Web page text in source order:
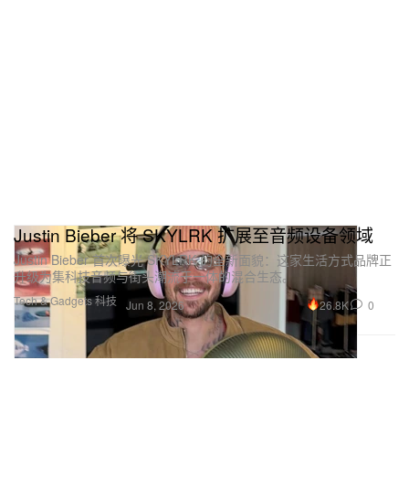
Tech & Gadgets 科技
Justin Bieber 将 SKYLRK 扩展至音频设备领域
Justin Bieber 首次曝光 SKYLRK 的全新面貌：这家生活方式品牌正
升级为集科技音频与街头潮流于一体的混合生态。
Jun 8, 2026 26.8K 0